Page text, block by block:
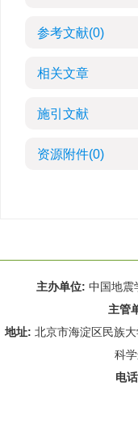
参考文献(0)
相关文章
施引文献
资源附件(0)
主办单位: 中国地
主管
地址: 北京市海淀区民族
科
电